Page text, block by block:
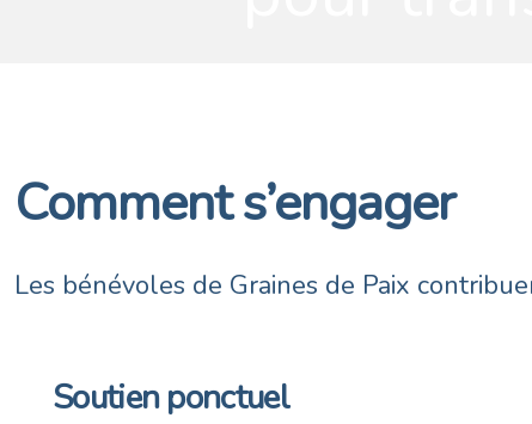
Comment s’engager
Les bénévoles de Graines de Paix
Soutien ponctuel